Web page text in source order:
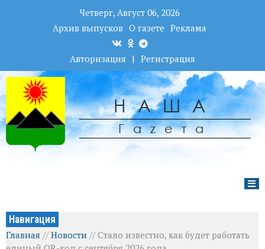
Четверг, Август 06, 2026
Архив выпусков О газете Реклама
Авторизация | Регистрация
НАША
Гаzета
Навигация
Главная //Новости //Стало известно, как будет работать